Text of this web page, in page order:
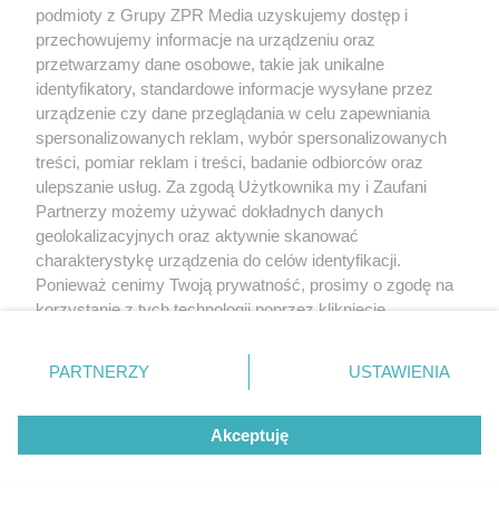
Żaden utwór zamieszczony w serwisie nie może być powielany i
podmioty z Grupy ZPR Media uzyskujemy dostęp i
przechowujemy informacje na urządzeniu oraz
przetwarzamy dane osobowe, takie jak unikalne
identyfikatory, standardowe informacje wysyłane przez
urządzenie czy dane przeglądania w celu zapewniania
spersonalizowanych reklam, wybór spersonalizowanych
treści, pomiar reklam i treści, badanie odbiorców oraz
ulepszanie usług. Za zgodą Użytkownika my i Zaufani
Partnerzy możemy używać dokładnych danych
geolokalizacyjnych oraz aktywnie skanować
charakterystykę urządzenia do celów identyfikacji.
Ponieważ cenimy Twoją prywatność, prosimy o zgodę na
korzystanie z tych technologii poprzez kliknięcie
zmienić/wycofać klikając przycisk ustawień prywatności
znajdujący się w lewym dolnym rogu strony
rodzaje przetwarzania danych nie wymagają zgody
użytkownika, ale masz prawo sprzeciwić się takiemu
przetwarzaniu. Preferencje będą miały zastosowanie tylko
PARTNERZY USTAWIENIA
Akceptuję